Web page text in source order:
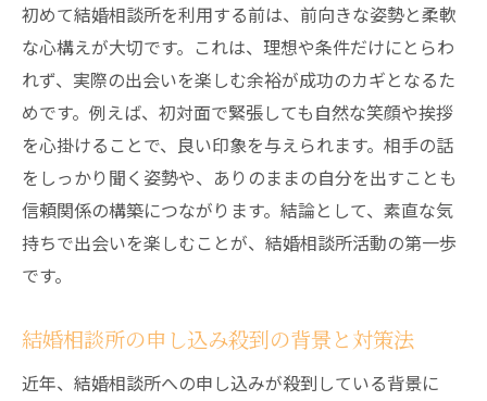
結婚相談所で信頼を築く会話のコツを伝授
結婚相談所で信頼関係を深める質問術
結婚相談所で避けたいNGワードの注意点
結婚相談所でお互いの価値観を理解する方
法
結婚相談所で距離を縮める会話の流れの作
り方
初回お見合いで気を付けたいマナーと心得
結婚相談所お見合い当日の基本マナー
初めて結婚相談所を利用する前は、前向きな姿勢と柔軟
な心構えが大切です。これは、理想や条件だけにとらわ
れず、実際の出会いを楽しむ余裕が成功のカギとなるた
めです。例えば、初対面で緊張しても自然な笑顔や挨拶
を心掛けることで、良い印象を与えられます。相手の話
をしっかり聞く姿勢や、ありのままの自分を出すことも
信頼関係の構築につながります。結論として、素直な気
持ちで出会いを楽しむことが、結婚相談所活動の第一歩
です。
結婚相談所の申し込み殺到の背景と対策法
近年、結婚相談所への申し込みが殺到している背景に